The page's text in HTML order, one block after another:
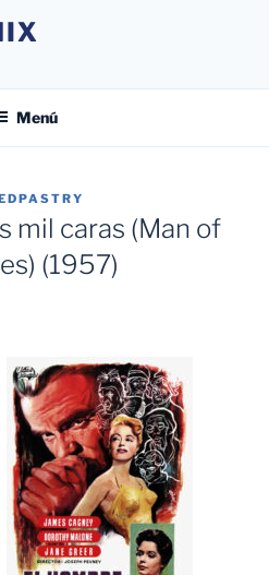
Menú
mil caras (Man of
(1957)